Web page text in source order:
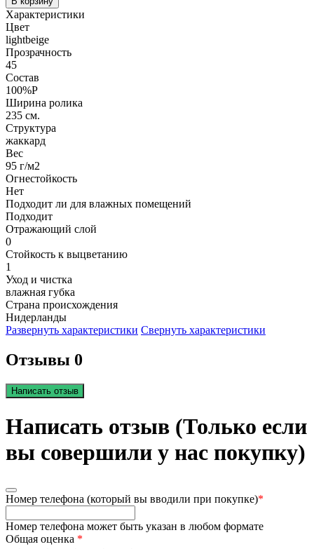
Характеристики
Цвет
lightbeige
Прозрачность
45
Состав
100%P
Ширина ролика
235 см.
Структура
жаккард
Вес
95 г/м2
Огнестойкость
Нет
Подходит ли для влажных помещений
Подходит
Отражающий слой
0
Стойкость к выцветанию
1
Уход и чистка
влажная губка
Страна происхождения
Нидерланды
Развернуть характеристики Свернуть характеристики
Отзывы 0
Написать отзыв
Написать отзыв (Только если
вы совершили у нас покупку)
Номер телефона (который вы вводили при покупке)*
Номер телефона может быть указан в любом формате
Общая оценка *